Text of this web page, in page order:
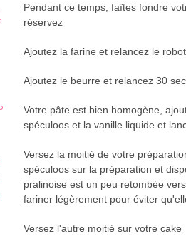
Pendant ce temps, faîtes fondre
réservez
Ajoutez la farine et relancez le
Ajoutez le beurre et relancez 30 sec
Votre pâte est bien homogène,
spéculoos et la vanille liquide et
Versez la moitié de votre
spéculoos sur la préparation et
pralinoise est un peu retombée
fariner légèrement pour éviter
Versez l'autre moitié sur votre cake